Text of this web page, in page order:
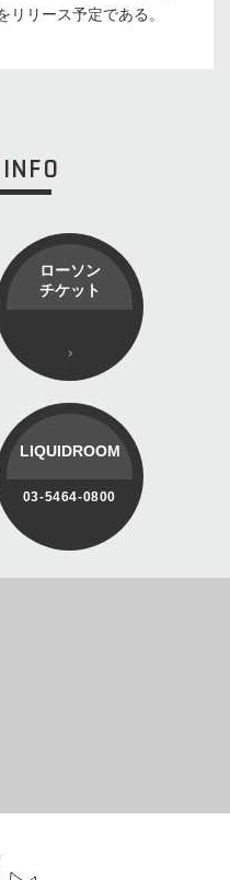
リース予定である。
ローソン
チケット
LIQUIDROOM
03-5464-0800